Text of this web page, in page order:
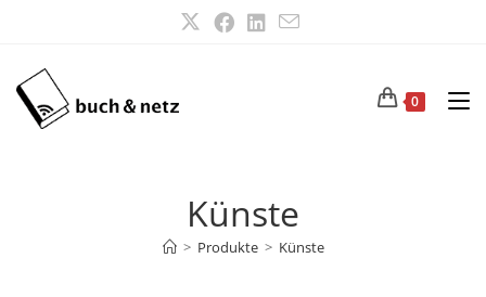
0
Künste
> Produkte > Künste